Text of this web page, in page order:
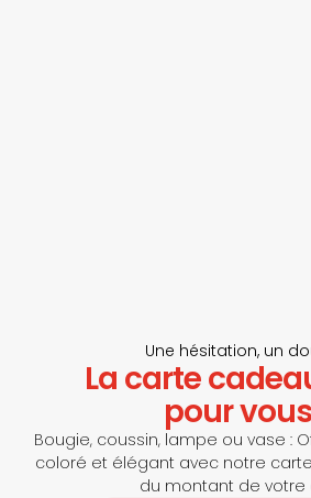
Une hésitation, un
La carte
pour
Bougie, coussin, lampe ou vase :
coloré et élégant avec notre
du montant de votre